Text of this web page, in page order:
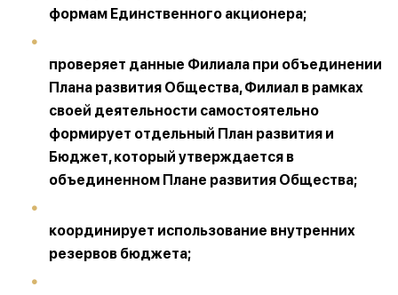
формам Единственного акционера;
проверяет данные Филиала при объединении
Плана развития Общества, Филиал в рамках
своей деятельности самостоятельно
формирует отдельный План развития и
Бюджет, который утверждается в
объединенном Плане развития Общества;
координирует использование внутренних
резервов бюджета;